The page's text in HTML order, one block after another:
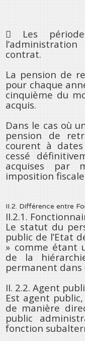
 Les
contrat.
La pension de
pour chaque
cinquième du
acquis.
Dans le cas où
pension de
courent à
cessé
acquises par
imposition
II.2. Différence entre
II.2.1.
Le statut du
public de l’Etat
» comme étant
de la
permanent dans
II. 2.2. Agent
Est agent
de manière
public
fonction